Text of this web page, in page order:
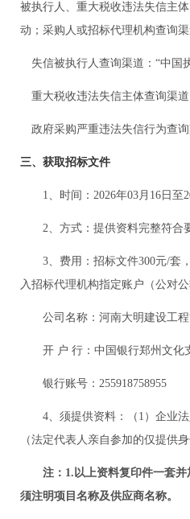
被执行人、重大税收违法失信主
动；采购人或招标代理机构查询渠
失信被执行人查询渠道： “中国
重大税收违法失信主体查询渠道
政府采购严重违法失信行为查询
三、获取招标文件
1、时间：2026年03月 16 日至
2、方式： 提供资料完整符合
3、费用： 招标文件300元/套
入招标代理机构指定账户 （公对
公司名称：河南大明建设工
开 户 行：中国银行郑州文化
银行账号： 255918758955
4、 须提供资料：（ 1）企业
（法定代表人亲自参加的仅提供
注： 1.以上资料复印件一套并
须注明项目名称及供应商名称。